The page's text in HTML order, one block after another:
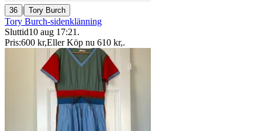
36 | Tory Burch
Tory Burch-sidenklänning
Sluttid10 aug 17:21 .
Pris:600 kr,Eller Köp nu 610 kr,.